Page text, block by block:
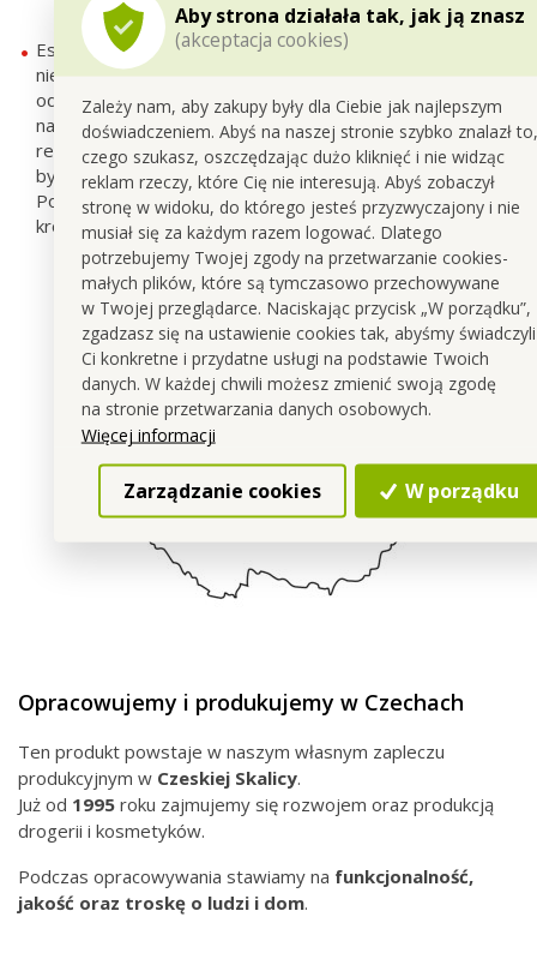
Aby strona działała tak, jak ją znasz
(akceptacja cookies)
Zależy nam, aby zakupy były dla Ciebie jak najlepszym
doświadczeniem. Abyś na naszej stronie szybko znalazł to,
czego szukasz, oszczędzając dużo kliknięć i nie widząc
reklam rzeczy, które Cię nie interesują. Abyś zobaczył
stronę w widoku, do którego jesteś przyzwyczajony i nie
musiał się za każdym razem logować. Dlatego
potrzebujemy Twojej zgody na przetwarzanie cookies-
małych plików, które są tymczasowo przechowywane
w Twojej przeglądarce. Naciskając przycisk „W porządku”,
zgadzasz się na ustawienie cookies tak, abyśmy świadczyli
Ci konkretne i przydatne usługi na podstawie Twoich
danych. W każdej chwili możesz zmienić swoją zgodę
na stronie przetwarzania danych osobowych.
Więcej informacji
Zarządzanie cookies W porządku
Esencję perfum możesz użyć teżna Pot-Pourri
nie pachnie. Nie musisz go wyrzucać. Zaaplikuj
odpowiednią ilość esencji do pot-pourri. Możesz ponownie
nawonić wybraną kompozycją zapachową. To właściwie
recykling/ ponowne użycie czegoś, co w przeciwnym razie
by się wyrzuciło.
Po co pozbywać się czegoś, kiedy wystarczy tylko kilka
kropli Parfum Essence i Pot-Pourri nadal pachnie?
Opracowujemy i produkujemy w Czechach
Ten produkt powstaje w naszym własnym zapleczu
produkcyjnym w Czeskiej Skalicy.
Już od 1995 roku zajmujemy się rozwojem oraz produkcją
drogerii i kosmetyków.
Podczas opracowywania stawiamy na funkcjonalność,
jakość oraz troskę o ludzi i dom.